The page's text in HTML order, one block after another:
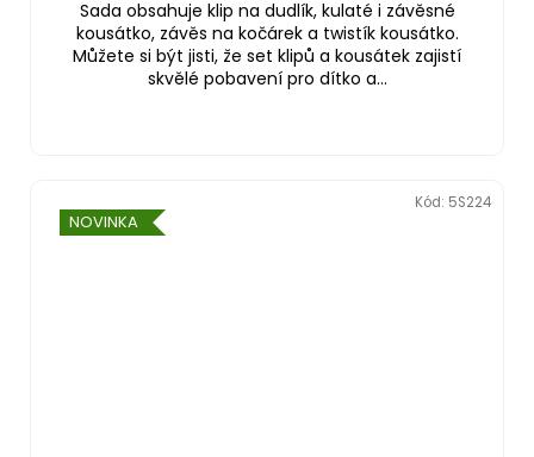
Sada obsahuje klip na dudlík, kulaté i závěsné
kousátko, závěs na kočárek a twistík kousátko.
Můžete si být jisti, že set klipů a kousátek zajistí
skvělé pobavení pro dítko a...
NOVINKA
Kód: 5S224